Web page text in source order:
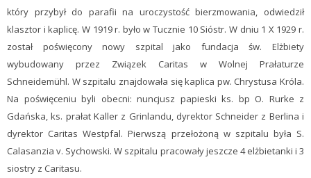
który przybył do parafii na uroczystość bierzmowania, odwiedził
klasztor i kaplicę. W 1919 r. było w Tucznie 10 Sióstr. W dniu 1 X 1929 r.
został poświęcony nowy szpital jako fundacja św. Elżbiety
wybudowany przez Związek Caritas w Wolnej Prałaturze
Schneidemühl. W szpitalu znajdowała się kaplica pw. Chrystusa Króla.
Na poświęceniu byli obecni: nuncjusz papieski ks. bp O. Rurke z
Gdańska, ks. prałat Kaller z Grinlandu, dyrektor Schneider z Berlina i
dyrektor Caritas Westpfal. Pierwszą przełożoną w szpitalu była S.
Calasanzia v. Sychowski. W szpitalu pracowały jeszcze 4 elżbietanki i 3
siostry z Caritasu.